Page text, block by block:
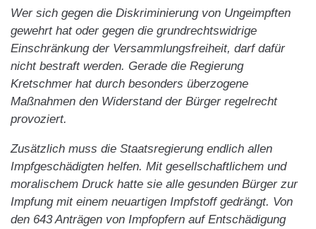
Wer sich gegen die Diskriminierung von Ungeimpften
gewehrt hat oder gegen die grundrechtswidrige
Einschränkung der Versammlungsfreiheit, darf dafür
nicht bestraft werden. Gerade die Regierung
Kretschmer hat durch besonders überzogene
Maßnahmen den Widerstand der Bürger regelrecht
provoziert.
Zusätzlich muss die Staatsregierung endlich allen
Impfgeschädigten helfen. Mit gesellschaftlichem und
moralischem Druck hatte sie alle gesunden Bürger zur
Impfung mit einem neuartigen Impfstoff gedrängt. Von
den 643 Anträgen von Impfopfern auf Entschädigung